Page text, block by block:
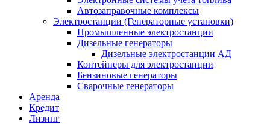
Автозаправочные комплексы
Электростанции (Генераторные установки)
Промышленные электростанции
Дизельные генераторы
Дизельные электростанции АД
Контейнеры для электростанции
Бензиновые генераторы
Сварочные генераторы
Аренда
Кредит
Лизинг